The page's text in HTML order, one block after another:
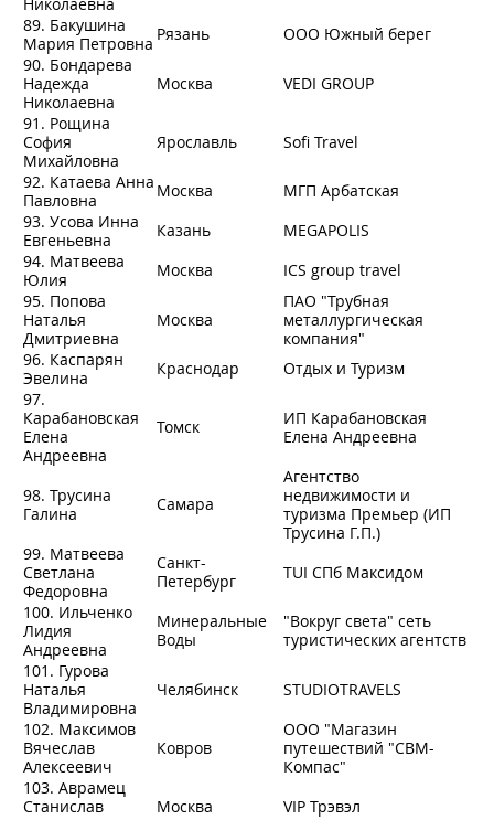
89. Бакушина
Мария Петровна Рязань
ООО Южный берег
90. Бондарева
Надежда
Николаевна
Москва
VEDI GROUP
91. Рощина
София
Михайловна
Ярославль
Sofi Travel
92. Катаева Анна
Павловна
Москва
МГП Арбатская
93. Усова Инна
Евгеньевна
Казань
MEGAPOLIS
94. Матвеева
Юлия
Москва
ICS group travel
95. Попова
Наталья
Дмитриевна
Москва
ПАО "Трубная
металлургическая
компания"
96. Каспарян
Эвелина
Краснодар
Отдых и Туризм
97.
Карабановская
Елена
Андреевна
Томск
ИП Карабановская
Елена Андреевна
98. Трусина
Галина
Самара
Агентство
недвижимости и
туризма Премьер (ИП
Трусина Г.П.)
99. Матвеева
Светлана
Федоровна
Санкт-
Петербург
TUI СПб Максидом
100. Ильченко
Лидия
Андреевна
Минеральные
Воды
"Вокруг света" сеть
туристических агентств
101. Гурова
Наталья
Владимировна
Челябинск
STUDIOTRAVELS
102. Максимов
Вячеслав
Алексеевич
Ковров
ООО "Магазин
путешествий "СВМ-
Компас"
103. Аврамец
Станислав
Москва
VIP Трэвэл